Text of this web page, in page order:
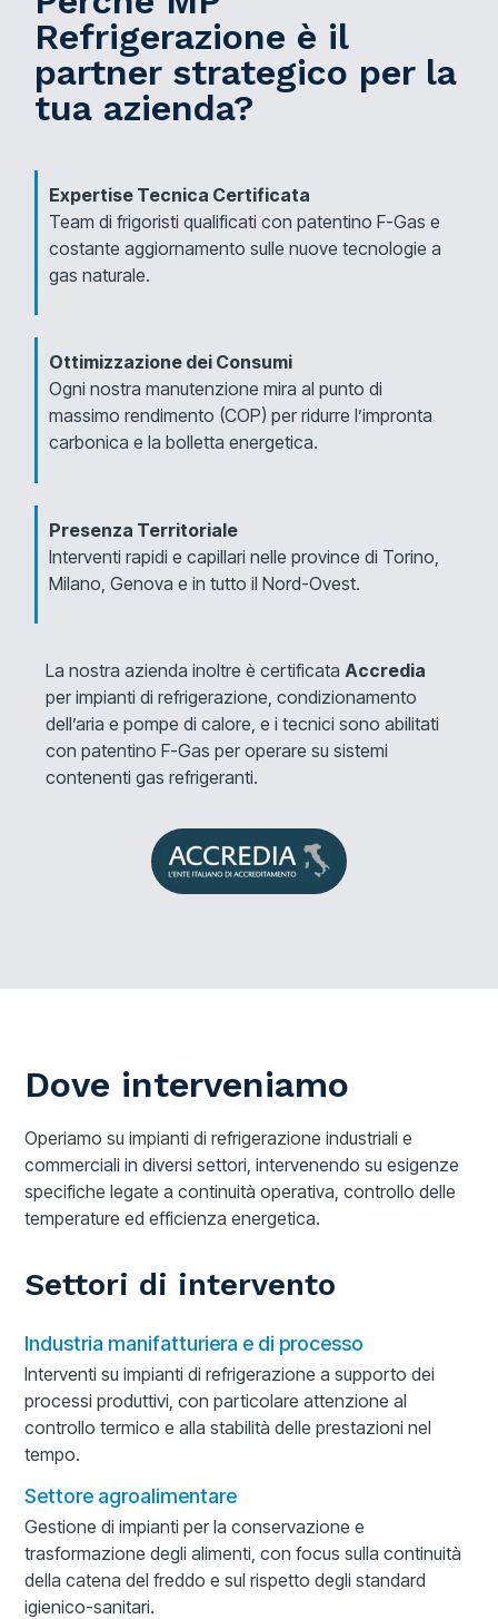
Refrigerazione è il
partner strategico per la
tua azienda?
Expertise Tecnica Certificata
Team di frigoristi qualificati con patentino F-Gas e
costante aggiornamento sulle nuove tecnologie a
gas naturale.
Ottimizzazione dei Consumi
Ogni nostra manutenzione mira al punto di
massimo rendimento (COP) per ridurre l’impronta
carbonica e la bolletta energetica.
Presenza Territoriale
Interventi rapidi e capillari nelle province di Torino,
Milano, Genova e in tutto il Nord-Ovest.
La nostra azienda inoltre è certificata Accredia
per impianti di refrigerazione, condizionamento
dell’aria e pompe di calore, e i tecnici sono abilitati
con patentino F-Gas per operare su sistemi
contenenti gas refrigeranti.
Dove interveniamo
Operiamo su impianti di refrigerazione industriali e
commerciali in diversi settori, intervenendo su esigenze
specifiche legate a continuità operativa, controllo delle
temperature ed efficienza energetica.
Settori di intervento
Industria manifatturiera e di processo
Interventi su impianti di refrigerazione a supporto dei
processi produttivi, con particolare attenzione al
controllo termico e alla stabilità delle prestazioni nel
tempo.
Settore agroalimentare
Gestione di impianti per la conservazione e
trasformazione degli alimenti, con focus sulla continuità
della catena del freddo e sul rispetto degli standard
igienico-sanitari.